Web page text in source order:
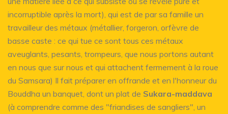
incorruptible après la mort), qui est de par sa famille un
travailleur des métaux (métallier, forgeron, orfèvre de
basse caste : ce qui tue ce sont tous ces métaux
aveuglants, pesants, trompeurs, que nous portons autant
en nous que sur nous et qui attachent fermement à la roue
du Samsara) Il fait préparer en offrande et en l'honneur du
Bouddha un banquet, dont un plat de Sukara-maddava
(à comprendre comme des "friandises de sangliers", un